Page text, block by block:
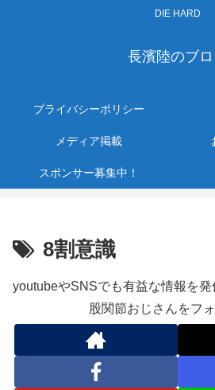
DIE HARD
長濱陸のブ
プライバシーポリシー
メディア掲載
スポンサー募集中！
8割意識
youtubeやSNSでも有益な情報を
股関節おじさんをフ